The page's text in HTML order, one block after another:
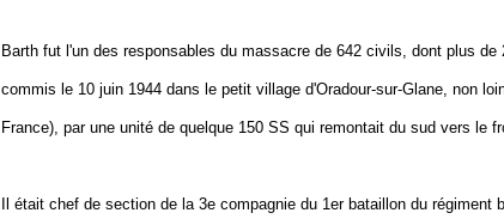
Barth fut l'un des responsables du massacre de 642 civils, dont plus
commis le 10 juin 1944 dans le petit village d'Oradour-sur-Glane, non
France), par une unité de quelque 150 SS qui remontait du sud vers le
Il était chef de section de la 3e compagnie du 1er bataillon du régiment